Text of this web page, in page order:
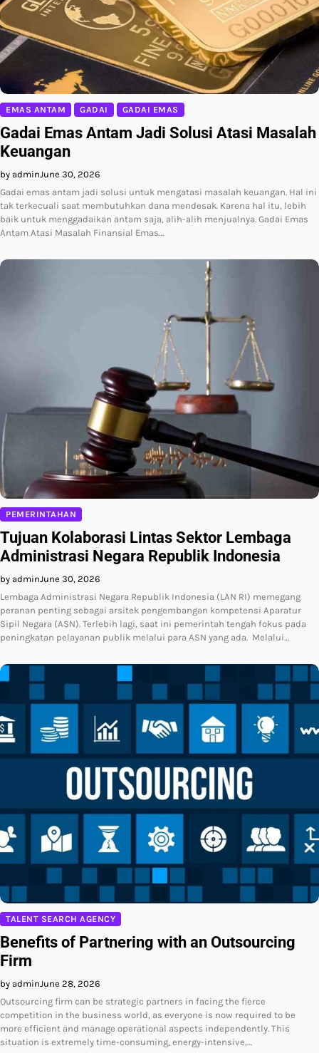
EMAS ANTAM GADAI GADAI EMAS
Gadai Emas Antam Jadi Solusi Atasi Masalah
Keuangan
by adminJune 30, 2026
Gadai emas antam jadi solusi untuk mengatasi masalah keuangan. Hal ini
tak terkecuali saat membutuhkan dana mendesak. Karena hal itu, lebih
baik untuk menggadaikan antam saja, alih-alih menjualnya. Gadai Emas
Antam Atasi Masalah Finansial Emas…
PEMERINTAHAN
Tujuan Kolaborasi Lintas Sektor Lembaga
Administrasi Negara Republik Indonesia
by adminJune 30, 2026
Lembaga Administrasi Negara Republik Indonesia (LAN RI) memegang
peranan penting sebagai arsitek pengembangan kompetensi Aparatur
Sipil Negara (ASN). Terlebih lagi, saat ini pemerintah tengah fokus pada
peningkatan pelayanan publik melalui para ASN yang ada. Melalui…
TALENT SEARCH AGENCY
Benefits of Partnering with an Outsourcing
Firm
by adminJune 28, 2026
Outsourcing firm can be strategic partners in facing the fierce
competition in the business world, as everyone is now required to be
more efficient and manage operational aspects independently. This
situation is extremely time-consuming, energy-intensive,…